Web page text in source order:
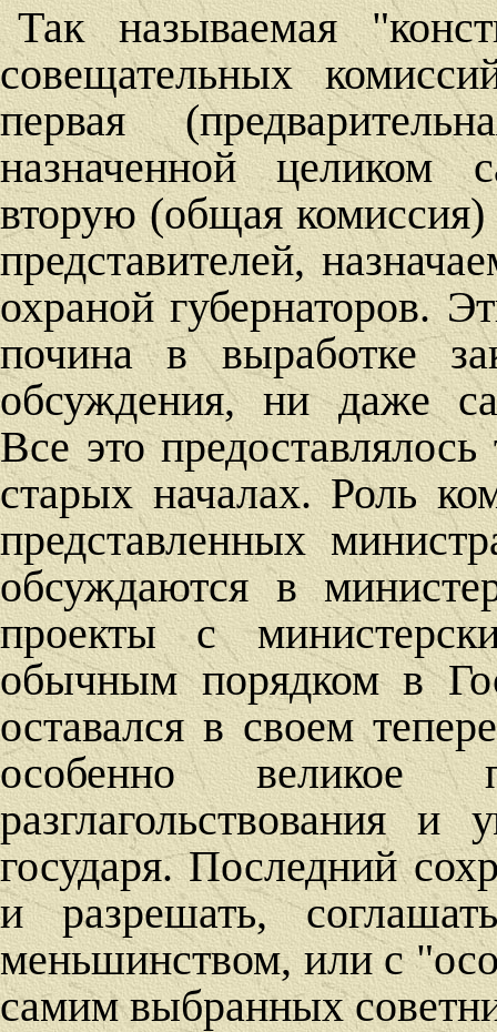
Так называемая
совещательных
первая
назначенной целиком
вторую (общая комиссия)
представителей,
охраной губернаторов.
почина в выработке
обсуждения, ни даже
Все это
старых началах. Роль
представленных
обсуждаются в
проекты с
обычным порядком в
оставался в своем
особенно великое
разглагольствования и
государя. Последний
и разрешать,
меньшинством, или с
самим выбранных